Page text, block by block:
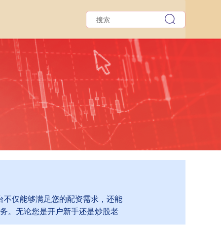
仅能够满足您的配资需求，还能
。无论您是开户新手还是炒股老